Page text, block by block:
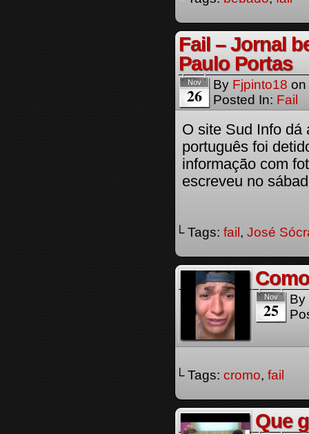
Fail – Jornal
Paulo Portas
Nov
26 By Fjpinto18 on
Posted In: Fail
O site Sud Info dá
português foi
informação com
escreveu no
└ Tags: fail , José
Nov
25
By
└ Tags: cromo, fail
Que